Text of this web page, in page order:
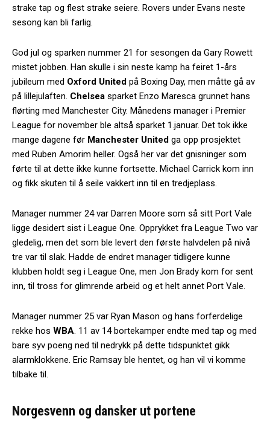
strake tap og flest strake seiere. Rovers under Evans neste
sesong kan bli farlig.
God jul og sparken nummer 21 for sesongen da Gary Rowett
mistet jobben. Han skulle i sin neste kamp ha feiret 1-års
jubileum med Oxford United på Boxing Day, men måtte gå av
på lillejulaften. Chelsea sparket Enzo Maresca grunnet hans
flørting med Manchester City. Månedens manager i Premier
League for november ble altså sparket 1.januar. Det tok ikke
mange dagene før Manchester United ga opp prosjektet
med Ruben Amorim heller. Også her var det gnisninger som
førte til at dette ikke kunne fortsette. Michael Carrick kom inn
og fikk skuten til å seile vakkert inn til en tredjeplass.
Manager nummer 24 var Darren Moore som så sitt Port Vale
ligge desidert sist i League One. Opprykket fra League Two var
gledelig, men det som ble levert den første halvdelen på nivå
tre var til slak. Hadde de endret manager tidligere kunne
klubben holdt seg i League One, men Jon Brady kom for sent
inn, til tross for glimrende arbeid og et helt annet Port Vale.
Manager nummer 25 var Ryan Mason og hans forferdelige
rekke hos WBA. 11 av 14 bortekamper endte med tap og med
bare syv poeng ned til nedrykk på dette tidspunktet gikk
alarmklokkene. Eric Ramsay ble hentet, og han vil vi komme
tilbake til.
Norgesvenn og dansker ut portene